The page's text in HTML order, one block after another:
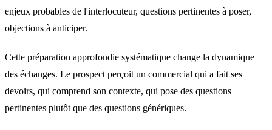
enjeux probables de l'interlocuteur, questions pertinentes à poser,
objections à anticiper.
Cette préparation approfondie systématique change la dynamique
des échanges. Le prospect perçoit un commercial qui a fait ses
devoirs, qui comprend son contexte, qui pose des questions
pertinentes plutôt que des questions génériques.